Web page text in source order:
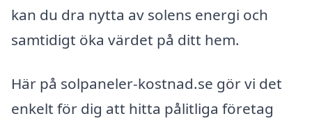
kan du dra nytta av solens energi och
samtidigt öka värdet på ditt hem.
Här på solpaneler-kostnad.se gör vi det
enkelt för dig att hitta pålitliga företag